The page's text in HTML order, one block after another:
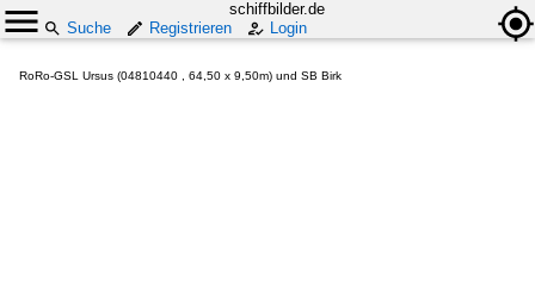
schiffbilder.de
Suche
Registrieren Login
RoRo-GSL Ursus (04810440 , 64,50 x 9,50m) und SB Birk